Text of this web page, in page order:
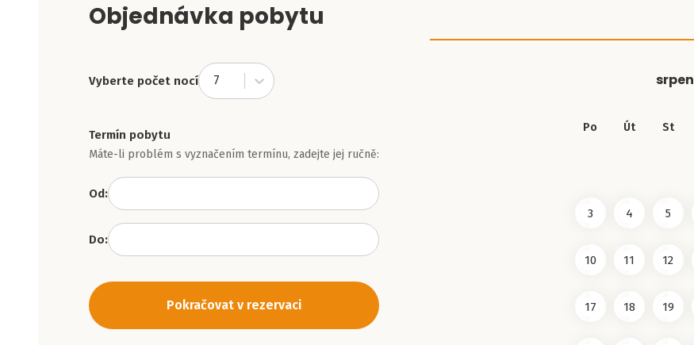
Objednávka pobytu
Vyberte počet nocí 7
Termín pobytu
Máte-li problém s vyznačením termínu, zadejte jej ručně:
Od:
Do:
Pokračovat v rezervaci
srpen
Po Út St
3 4 5
10 11 12
17 18 19